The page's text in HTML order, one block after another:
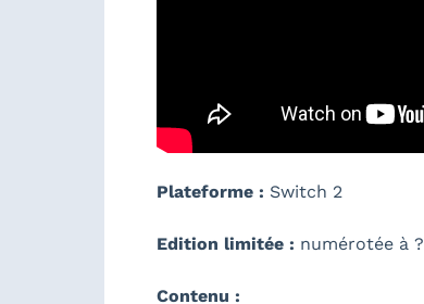
Plateforme : Switch 2
Edition limitée : numérotée à ?
Contenu :